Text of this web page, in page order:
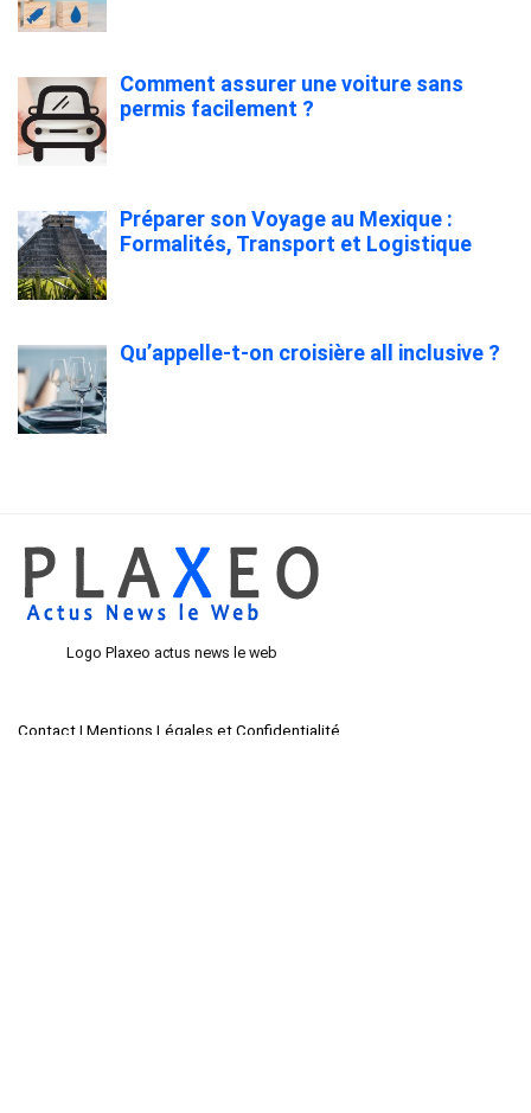
Comment assurer une voiture sans
permis facilement ?
Préparer son Voyage au Mexique :
Formalités, Transport et Logistique
Qu’appelle-t-on croisière all inclusive ?
Logo Plaxeo actus news le web
Contact | Mentions Légales et Confidentialité